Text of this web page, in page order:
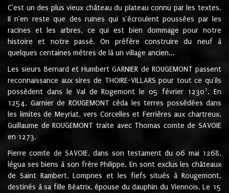
C'est un des plus vieux château du plateau connu par les textes.
Il n'en reste que des ruines qui s'écroulent poussées par les
racines et les arbres, ce qui est bien dommage pour notre
histoire et notre passé. On préfère construire du neuf à
quelques centaines mètres de là un village ancien...
Les sieurs Bernard et Humbert GARNIER de ROUGEMONT passent
reconnaissance aux sires de THOIRE-VILLARS pour tout ce qu'ils
possèdent dans le Val de Rogemont le 05 février 12301 . En
1254, Garnier de ROUGEMONT céda les terres possédées dans
les limites de Meyriat, vers Corcelles et Ferrières aux chartreux.
Guillaume de ROUGEMONT traite avec Thomas comte de SAVOIE
en 1273.
Pierre comte de SAVOIE, dans son testament du 06 mai 1268,
légua ses biens à son frère Philippe. En sont exclus les châteaux
de Saint Rambert, Lompnes et les fiefs situés à Rougemont,
destinés à sa fille Béatrix, épouse du dauphin du Viennois. Le 15